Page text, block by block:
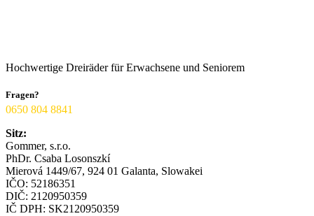
Hochwertige Dreiräder für Erwachsene und Seniorem
Fragen?​
0650 804 8841
Sitz:
Gommer, s.r.o.
PhDr. Csaba Losonszkí
Mierová 1449/67, 924 01 Galanta, Slowakei
IČO: 52186351
DIČ: 2120950359
IČ DPH: SK2120950359